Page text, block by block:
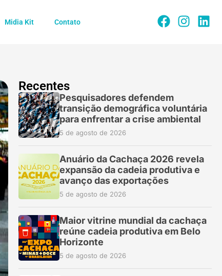
Midia Kit Contato
Recentes
Pesquisadores defendem
transição demográfica voluntária
para enfrentar a crise ambiental
5 de agosto de 2026
Anuário da Cachaça 2026 revela
expansão da cadeia produtiva e
avanço das exportações
5 de agosto de 2026
Maior vitrine mundial da cachaça
reúne cadeia produtiva em Belo
Horizonte
5 de agosto de 2026